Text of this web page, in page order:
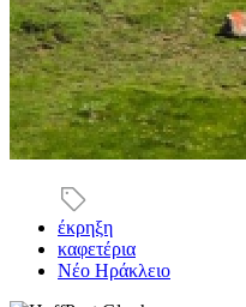
έκρηξη
καφετέρια
Νέο Ηράκλειο